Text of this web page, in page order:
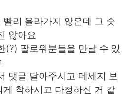
Tiếng Việt
리 올라가지 않은데 그 숫
않아요
(?) 팔로워분들을 만날 수 있
댓글 달아주시고 메세지 보
착하시고 다정하신 거 같